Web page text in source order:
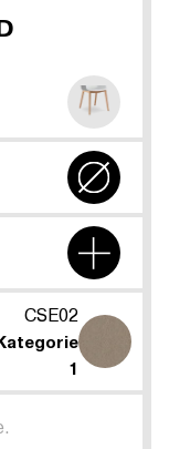
CSE02
1